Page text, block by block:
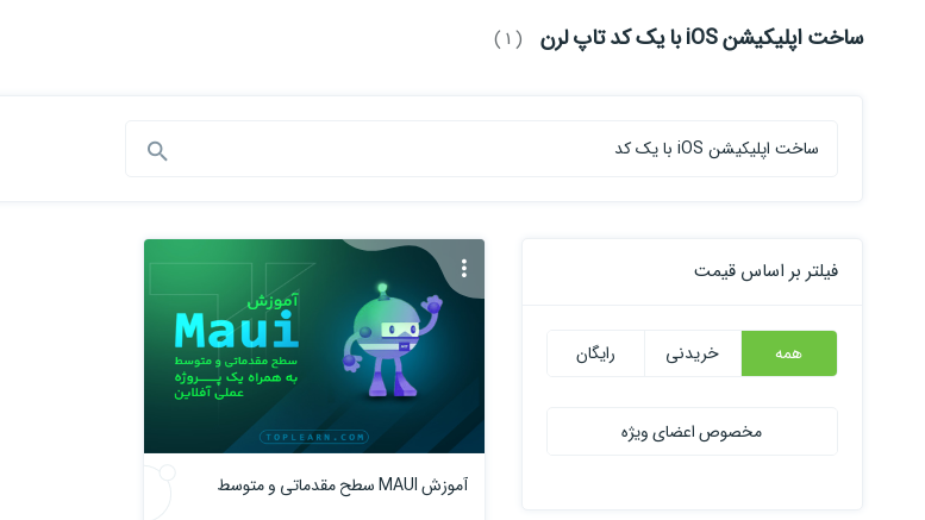
ساخت اپلیکیشن iOS با یک کد تاپ لرن ( 1 )
فیلتر بر اساس قیمت
همه خریدنی رایگان
مخصوص اعضای ویژه
آموزش MAUI سطح مقدماتی و متوسط